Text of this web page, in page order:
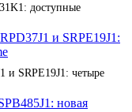
доступные
и SRPE19J1: четыре